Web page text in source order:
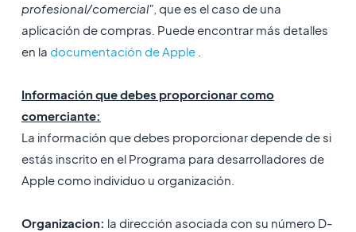
profesional/comercial", que es el caso de una
aplicación de compras. Puede encontrar más detalles
en la documentación de Apple.
Información que debes proporcionar como
comerciante:
La información que debes proporcionar depende de si
estás inscrito en el Programa para desarrolladores de
Apple como individuo u organización.
Organizacion: la dirección asociada con su número D-